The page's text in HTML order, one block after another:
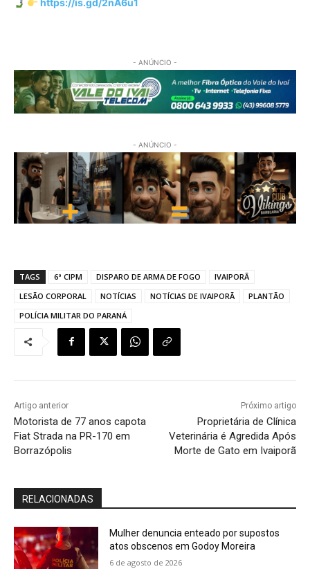
https://is.gd/2nA6u1
- ANÚNCIO -
- ANÚNCIO -
TAGS 6ª CIPM DISPARO DE ARMA DE FOGO
IVAIPORÃ
LESÃO CORPORAL
NOTÍCIAS NOTÍCIAS DE IVAIPORÃ
PLANTÃO
POLÍCIA MILITAR DO PARANÁ
Artigo anterior
Motorista de 77 anos capota
Fiat Strada na PR-170 em
Borrazópolis
Próximo artigo
Proprietária de Clínica
Veterinária é Agredida Após
Morte de Gato em Ivaiporã
RELACIONADAS
Mulher denuncia enteado por supostos
atos obscenos em Godoy Moreira
6 de agosto de 2026